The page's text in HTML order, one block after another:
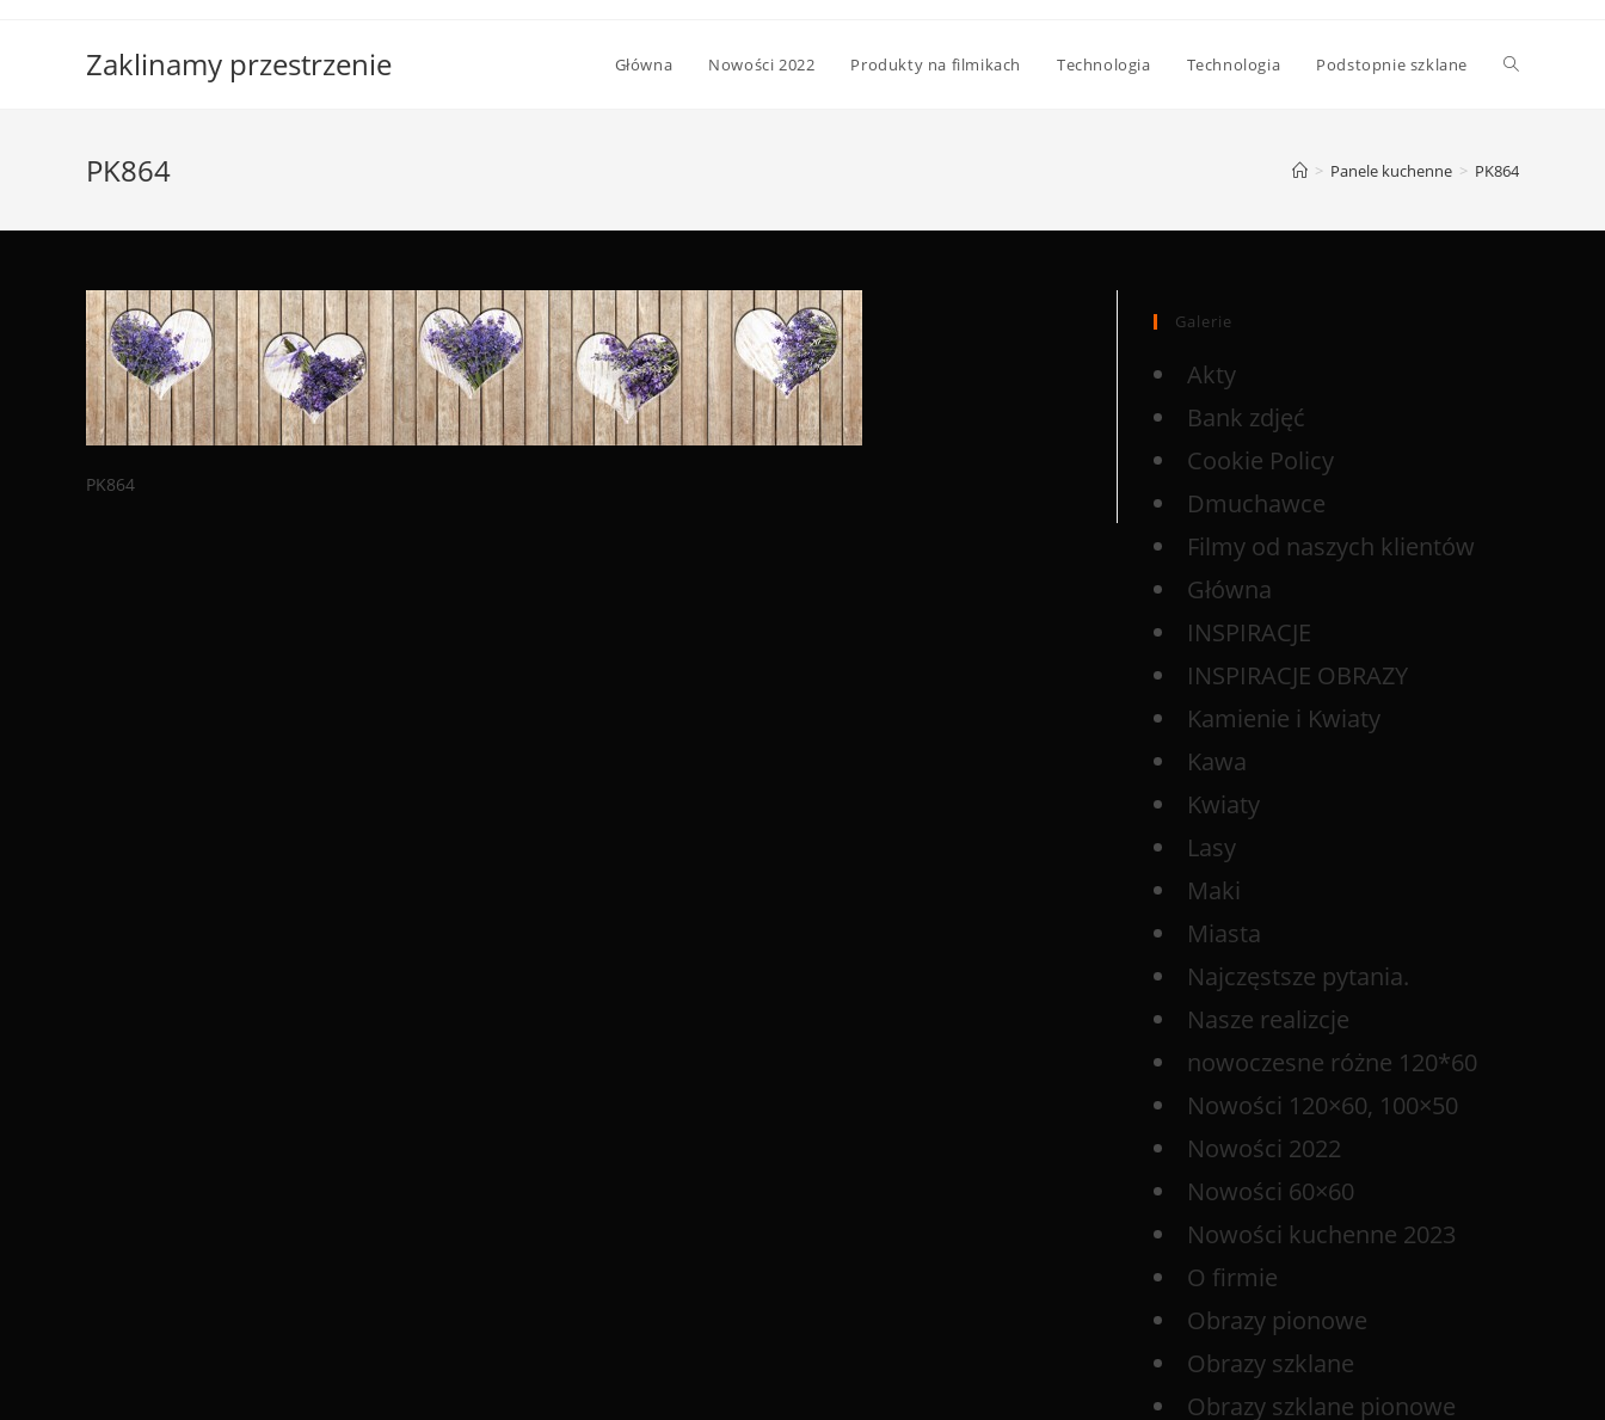
Zaklinamy przestrzenie Główna Nowości 2022 Produkty na filmikach Technologia Technologia Podstopnie szklane
PK864 > Panele kuchenne > PK864
PK864
Galerie
Akty
Bank zdjęć
Cookie Policy
Dmuchawce
Filmy od naszych klientów
Główna
INSPIRACJE
INSPIRACJE OBRAZY
Kamienie i Kwiaty
Kawa
Kwiaty
Lasy
Maki
Miasta
Najczęstsze pytania.
Nasze realizcje
nowoczesne różne 120*60
Nowości 120×60, 100×50
Nowości 2022
Nowości 60×60
Nowości kuchenne 2023
O firmie
Obrazy pionowe
Obrazy szklane
Obrazy szklane pionowe